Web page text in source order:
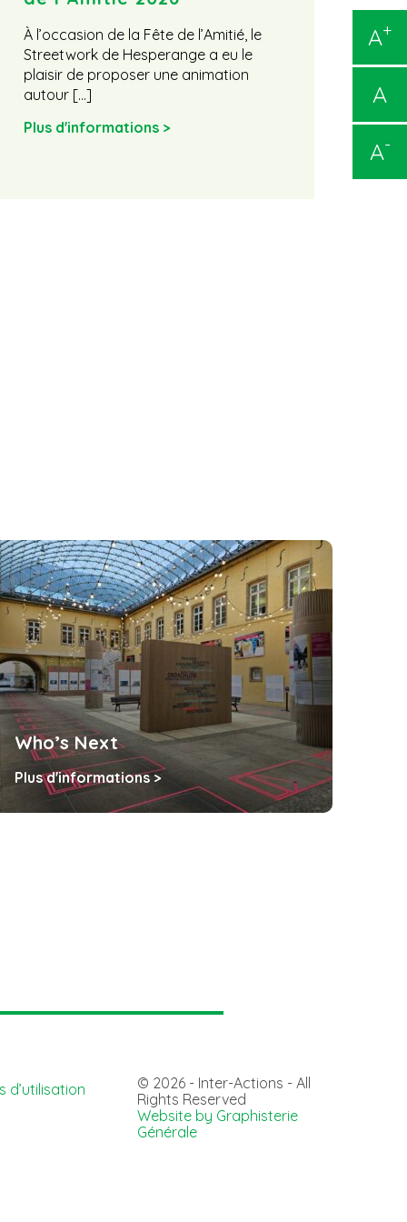
A+
A
A-
À l’occasion de la Fête de l’Amitié, le
Streetwork de Hesperange a eu le
plaisir de proposer une animation
autour […]
Plus d'informations >
La
la
Tiers-lieu
Plus d'informations >
d’utilisation
© 2026 - Inter-Actions - All
Rights Reserved
Website by Graphisterie
Générale